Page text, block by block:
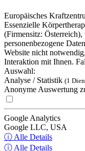
Europäisches
Essenzielle
(Firmensitz:
personenbezogene
Website nicht
Interaktion mit Ihnen.
Auswahl:
Analyse / Statistik (1
Anonyme Auswertung
Google Analytics
Google LLC, USA
ⓘ Alle Details
ⓘ Alle Details